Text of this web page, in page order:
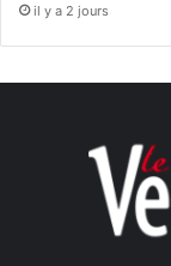
il y a 2 jours